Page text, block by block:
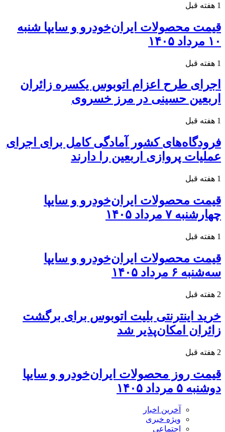
1 هفته قبل
قیمت محصولات ایران‌خودرو و سایپا شنبه
۱۰ مرداد ۱۴۰۵
1 هفته قبل
اجرای طرح اعزام اتوبوس یکسره زائران
اربعین حسینی در مرز خسروی
1 هفته قبل
فرودگاه‌های کشور آمادگی کامل برای اجرای
عملیات پروازی اربعین را دارند
1 هفته قبل
قیمت محصولات ایران‌خودرو و سایپا
چهارشنبه ۷ مرداد ۱۴۰۵
1 هفته قبل
قیمت محصولات ایران‌خودرو و سایپا
سه‌شنبه ۶ مرداد ۱۴۰۵
2 هفته قبل
خرید اینترنتی بلیت اتوبوس برای برگشت
زائران امکان‌پذیر شد
2 هفته قبل
قیمت روز محصولات ایران‌خودرو و سایپا
دوشنبه ۵ مرداد ۱۴۰۵
آخرین اخبار
ویژه خبری
اجتماعی